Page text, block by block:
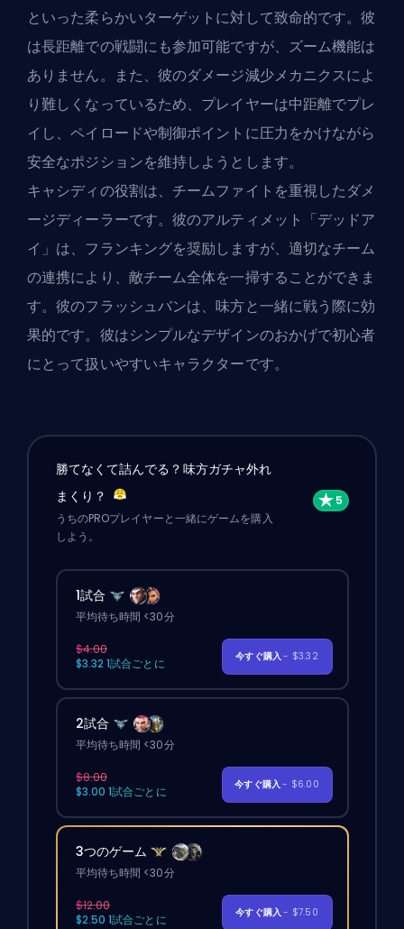
といった柔らかいターゲットに対して致命的です。彼
は長距離での戦闘にも参加可能ですが、ズーム機能は
ありません。また、彼のダメージ減少メカニクスによ
り難しくなっているため、プレイヤーは中距離でプレ
イし、ペイロードや制御ポイントに圧力をかけながら
安全なポジションを維持しようとします。
キャシディの役割は、チームファイトを重視したダメ
ージディーラーです。彼のアルティメット「デッドア
イ」は、フランキングを奨励しますが、適切なチーム
の連携により、敵チーム全体を一掃することができま
す。彼のフラッシュバンは、味方と一緒に戦う際に効
果的です。彼はシンプルなデザインのおかげで初心者
にとって扱いやすいキャラクターです。
勝てなくて詰んでる？味方ガチャ外れ
まくり？
うちのPROプレイヤーと一緒にゲームを購入
しよう。
1試合
平均待ち時間 <30分
$4.00
$3.32 1試合ごとに
今すぐ購入- $3.32
2試合
平均待ち時間 <30分
$8.00
$3.00 1試合ごとに
今すぐ購入- $6.00
3つのゲーム
平均待ち時間 <30分
$12.00
$2.50 1試合ごとに
今すぐ購入- $7.50